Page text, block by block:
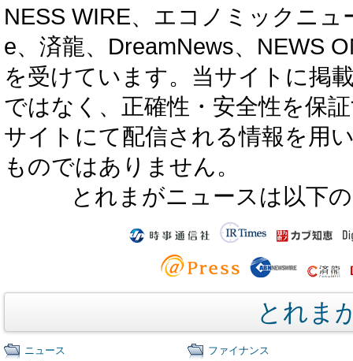
NESS WIRE、エコノミックニ
e、済龍、DreamNews、NEWS
を受けています。当サイトに掲
ではなく、正確性・安全性を保
サイトにて配信される情報を用
ものではありません。
とれまがニュースは以下
とれま
ニュース
ファイナンス